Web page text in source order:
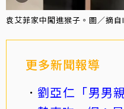
袁艾菲家中闖進猴子。圖／摘自
更多新聞報導
劉亞仁「男男